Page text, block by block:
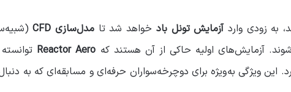
به زودی واردآزمایش تونل باد خواهد شد تا مدل‌سازی CFD
آزمایش‌های اولیه حاکی از آن هستند که Reactor Aero
ویژگی به‌ویژه برای دوچرخه‌سواران حرفه‌ای و مسابقه‌ای که به